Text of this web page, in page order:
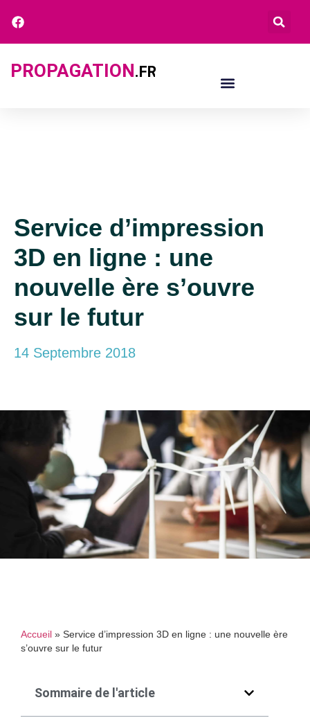
PROPAGATION.FR
Service d’impression
3D en ligne : une
nouvelle ère s’ouvre
sur le futur
14 Septembre 2018
Accueil » Service d’impression 3D en ligne : une nouvelle ère
s’ouvre sur le futur
Sommaire de l'article